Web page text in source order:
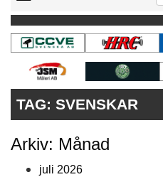
KONTAKT
VÅRA ANDRA MAGASIN
PRENUMERERA
ANNONSERA
TAG: SVENSKAR
Arkiv: Månad
juli 2026